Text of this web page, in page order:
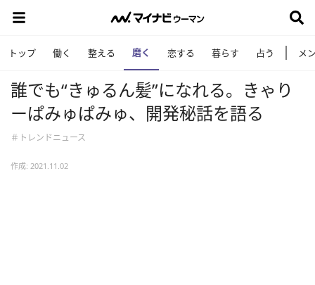
トップ 働く 整える 磨く 恋する 暮らす 占う メ
誰でも“きゅるん髪”になれる。きゃり
ーぱみゅぱみゅ、開発秘話を語る
＃トレンドニュース
作成: 2021.11.02